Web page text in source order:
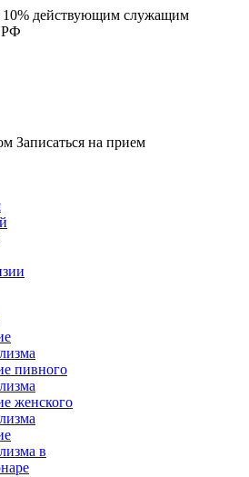
10% действующим служащим
РФ
Записаться на прием
пивного
женского
в